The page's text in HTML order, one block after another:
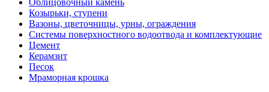
Облицовочный камень
Козырьки, ступени
Вазоны, цветочницы, урны, ограждения
Системы поверхностного водоотвода и комплектующие
Цемент
Керамзит
Песок
Мраморная крошка